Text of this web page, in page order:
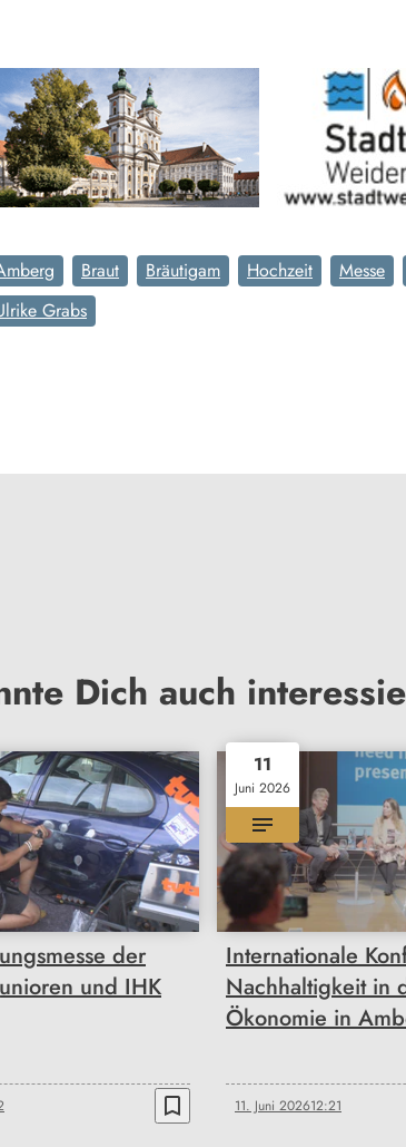
Braut Bräutigam Hochzeit Messe
Grabs
Dich auch
der
und IHK
bookmark_border
11
Juni 2026
Internationale
Nachhaltigkeit in
Ökonomie in
11. Juni 202612:21